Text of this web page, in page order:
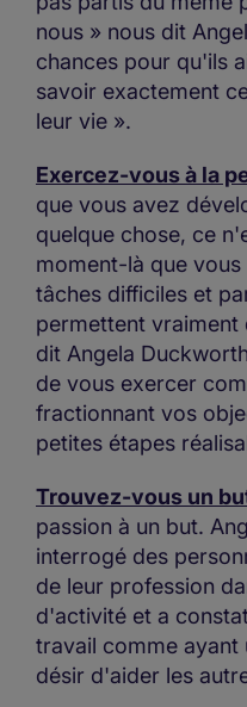
nous » nous dit
chances pour qu'ils
savoir exactement
leur vie ».
Exercez-vous à la
que vous avez
quelque chose, ce
moment-là que
tâches difficiles et
permettent vraiment
dit Angela
de vous exercer
fractionnant vos
petites étapes
Trouvez-vous un
passion à un but.
interrogé des
de leur profession
d'activité et a
travail comme ayant
désir d'aider les